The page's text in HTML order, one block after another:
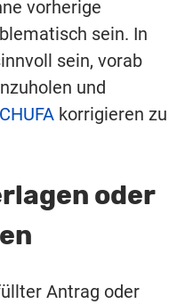
vorherige
sein. In
sein, vorab
und
korrigieren zu
oder
Antrag oder